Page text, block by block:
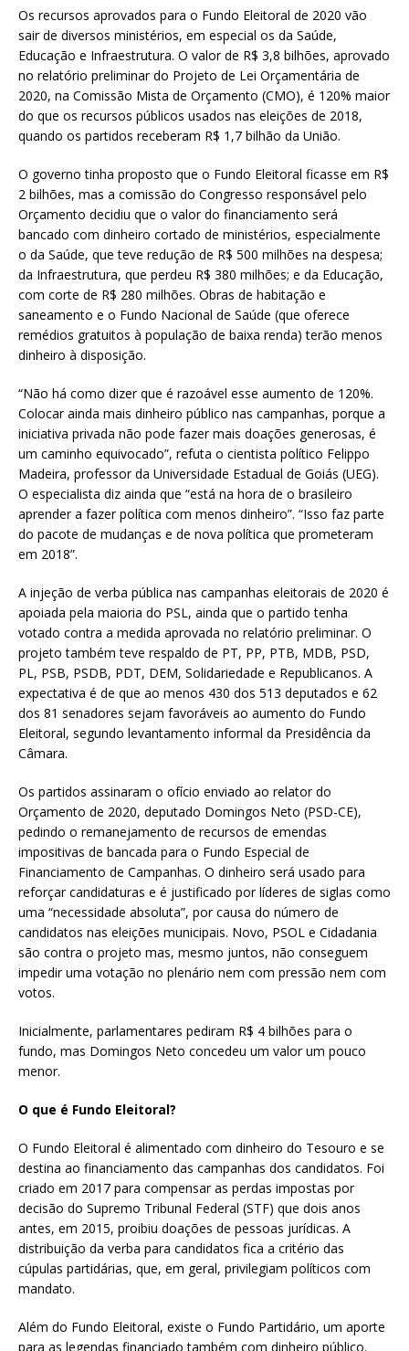
Os recursos aprovados para o Fundo Eleitoral de 2020 vão
sair de diversos ministérios, em especial os da Saúde,
Educação e Infraestrutura. O valor de R$ 3,8 bilhões, aprovado
no relatório preliminar do Projeto de Lei Orçamentária de
2020, na Comissão Mista de Orçamento (CMO), é 120% maior
do que os recursos públicos usados nas eleições de 2018,
quando os partidos receberam R$ 1,7 bilhão da União.
O governo tinha proposto que o Fundo Eleitoral ficasse em R$
2 bilhões, mas a comissão do Congresso responsável pelo
Orçamento decidiu que o valor do financiamento será
bancado com dinheiro cortado de ministérios, especialmente
o da Saúde, que teve redução de R$ 500 milhões na despesa;
da Infraestrutura, que perdeu R$ 380 milhões; e da Educação,
com corte de R$ 280 milhões. Obras de habitação e
saneamento e o Fundo Nacional de Saúde (que oferece
remédios gratuitos à população de baixa renda) terão menos
dinheiro à disposição.
“Não há como dizer que é razoável esse aumento de 120%.
Colocar ainda mais dinheiro público nas campanhas, porque a
iniciativa privada não pode fazer mais doações generosas, é
um caminho equivocado”, refuta o cientista político Felippo
Madeira, professor da Universidade Estadual de Goiás (UEG).
O especialista diz ainda que “está na hora de o brasileiro
aprender a fazer política com menos dinheiro”. “Isso faz parte
do pacote de mudanças e de nova política que prometeram
em 2018”.
A injeção de verba pública nas campanhas eleitorais de 2020 é
apoiada pela maioria do PSL, ainda que o partido tenha
votado contra a medida aprovada no relatório preliminar. O
projeto também teve respaldo de PT, PP, PTB, MDB, PSD,
PL, PSB, PSDB, PDT, DEM, Solidariedade e Republicanos. A
expectativa é de que ao menos 430 dos 513 deputados e 62
dos 81 senadores sejam favoráveis ao aumento do Fundo
Eleitoral, segundo levantamento informal da Presidência da
Câmara.
Os partidos assinaram o ofício enviado ao relator do
Orçamento de 2020, deputado Domingos Neto (PSD-CE),
pedindo o remanejamento de recursos de emendas
impositivas de bancada para o Fundo Especial de
Financiamento de Campanhas. O dinheiro será usado para
reforçar candidaturas e é justificado por líderes de siglas como
uma “necessidade absoluta”, por causa do número de
candidatos nas eleições municipais. Novo, PSOL e Cidadania
são contra o projeto mas, mesmo juntos, não conseguem
impedir uma votação no plenário nem com pressão nem com
votos.
Inicialmente, parlamentares pediram R$ 4 bilhões para o
fundo, mas Domingos Neto concedeu um valor um pouco
menor.
O que é Fundo Eleitoral?
O Fundo Eleitoral é alimentado com dinheiro do Tesouro e se
destina ao financiamento das campanhas dos candidatos. Foi
criado em 2017 para compensar as perdas impostas por
decisão do Supremo Tribunal Federal (STF) que dois anos
antes, em 2015, proibiu doações de pessoas jurídicas. A
distribuição da verba para candidatos fica a critério das
cúpulas partidárias, que, em geral, privilegiam políticos com
mandato.
Além do Fundo Eleitoral, existe o Fundo Partidário, um aporte
para as legendas financiado também com dinheiro público.